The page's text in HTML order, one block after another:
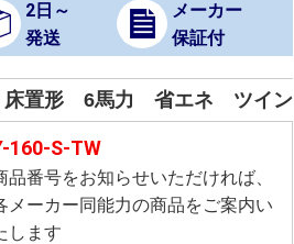
2日～
発送
メーカー
保証付
床置形 6馬力 省エネ ツイン
160-S-TW
品番号をお知らせいただければ、
メーカー同能力の商品をご案内い
します